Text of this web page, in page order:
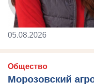
05.08.2026
Общество
Морозовский